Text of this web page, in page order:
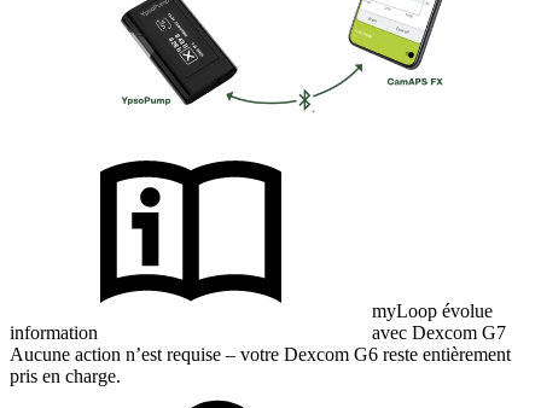
information
myLoop évolue
avec Dexcom G7
Aucune action n’est requise – votre Dexcom G6 reste entièrement
pris en charge.